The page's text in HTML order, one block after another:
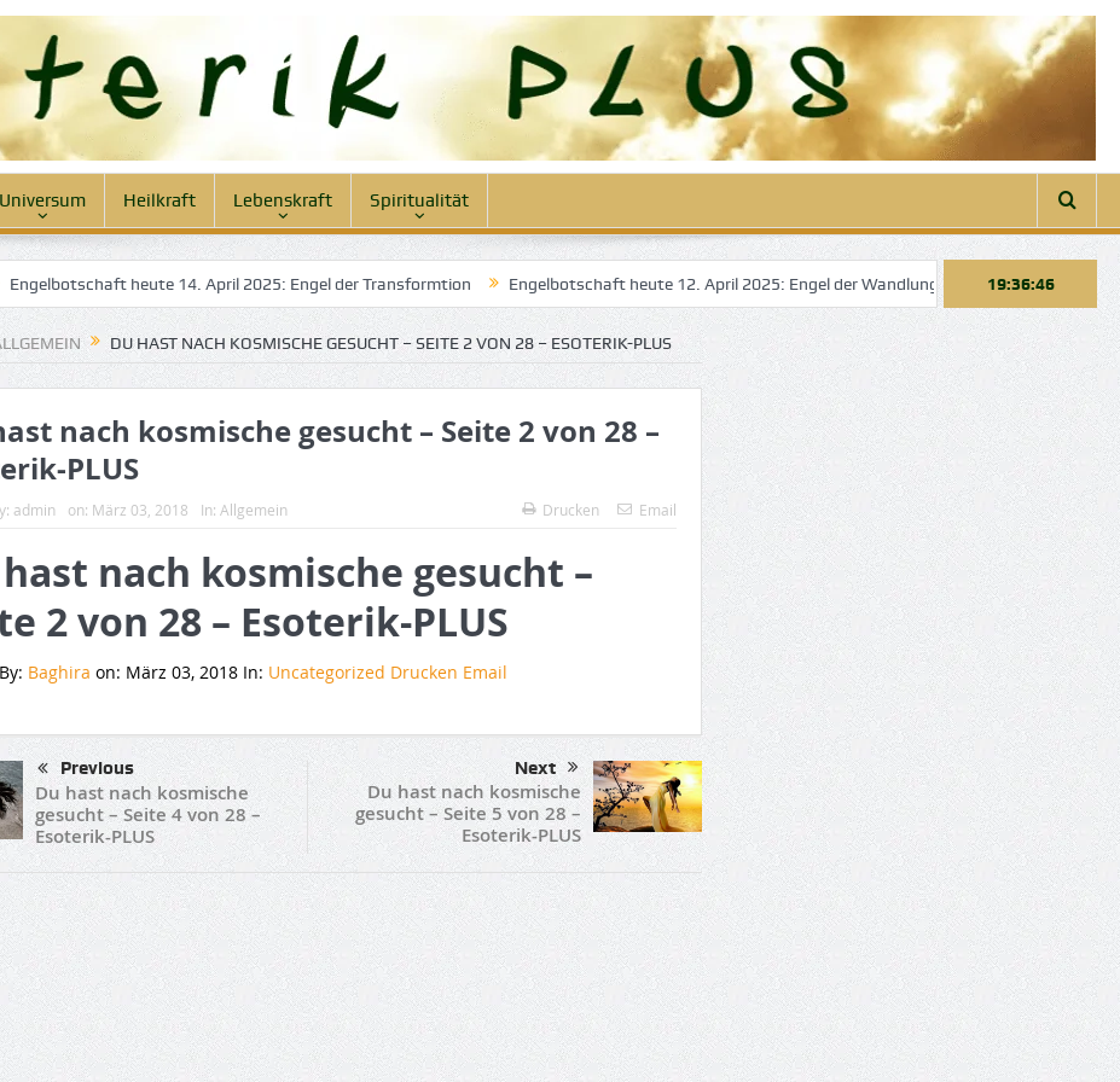
Universum Heilkraft Lebenskraft Spiritualität
heute 14. April 2025: Engel der Transformtion Engelbotschaft heute 12. April 2025: Engel der Wandlung Engelbotschaft heute
19:36:46
DU HAST NACH KOSMISCHE GESUCHT – SEITE 2 VON 28 – ESOTERIK-PLUS
nach kosmische gesucht – Seite 2 von 28 –
PLUS
admin on: März 03, 2018 In: Allgemein Drucken Email
nach kosmische gesucht –
2 von 28 – Esoterik-PLUS
Baghira on: März 03, 2018 In: Uncategorized Drucken Email
Previous
Du hast nach kosmische
gesucht – Seite 4 von 28 –
Esoterik-PLUS
Next
Du hast nach kosmische
gesucht – Seite 5 von 28 –
Esoterik-PLUS